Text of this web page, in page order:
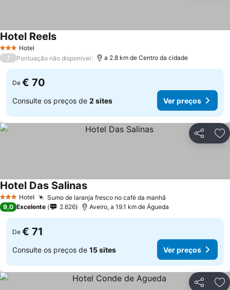
3 EstrelasHotel
Hotel Reels
/ Pontuação não disponível a 2.8 km de Centro da cidade
De € 70
Consulte os preços de 2 sites Ver preços
Partilhar
3 EstrelasHotel Sumo de laranja fresco no café da manhã
Hotel Das Salinas
9,0 Excelente 2.626 Aveiro, a 19.1 km de Águeda
De € 71
Consulte os preços de 15 sites Ver preços
Partilhar